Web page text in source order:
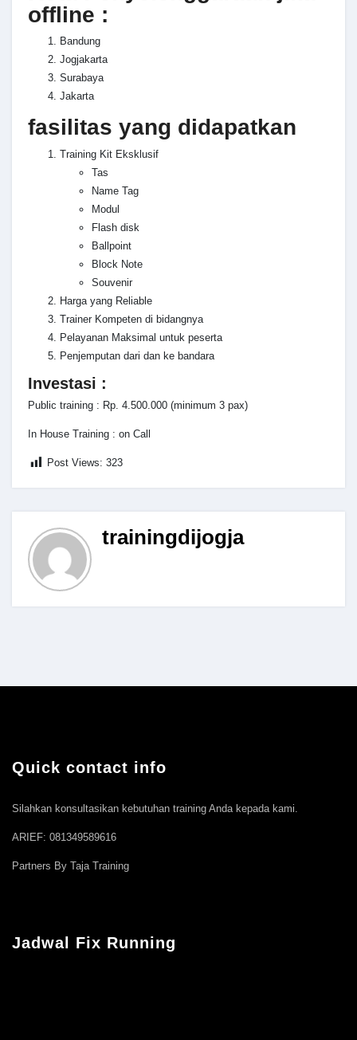
offline :
Bandung
Jogjakarta
Surabaya
Jakarta
fasilitas yang didapatkan
Training Kit Eksklusif
Tas
Name Tag
Modul
Flash disk
Ballpoint
Block Note
Souvenir
Harga yang Reliable
Trainer Kompeten di bidangnya
Pelayanan Maksimal untuk peserta
Penjemputan dari dan ke bandara
Investasi :
Public training : Rp. 4.500.000 (minimum 3 pax)
In House Training : on Call
Post Views: 323
trainingdijogja
Quick contact info
Silahkan konsultasikan kebutuhan training Anda kepada kami.
ARIEF: 081349589616
Partners By Taja Training
Jadwal Fix Running